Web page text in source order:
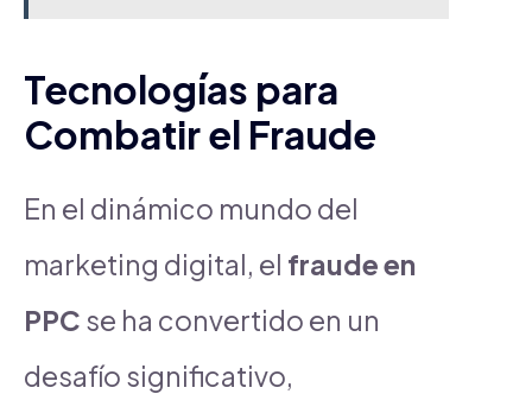
Tecnologías para
Combatir el Fraude
En el dinámico mundo del
marketing digital, el fraude en
PPC se ha convertido en un
desafío significativo,